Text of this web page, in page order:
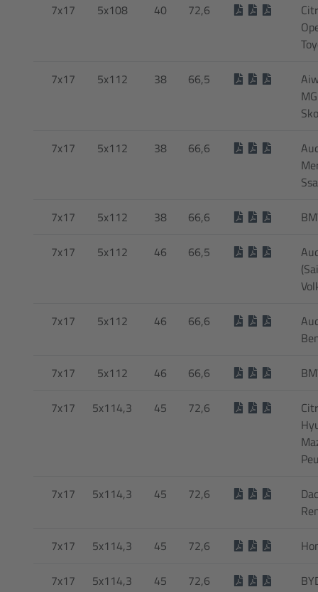
7x17 5x108 40 72,6
7x17 5x112 38 66,5
7x17 5x112 38 66,6
7x17 5x112 38 66,6
7x17 5x112 46 66,5
7x17 5x112 46 66,6
7x17 5x112 46 66,6
7x17 5x114,3 45 72,6
7x17 5x114,3 45 72,6
7x17 5x114,3 45 72,6
7x17 5x114,3 45 72,6